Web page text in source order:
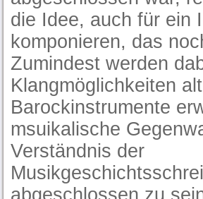
die Idee, auch für ein
komponieren, das
Zumindest werden
Klangmöglichkeiten
Barockinstrumente
msuikalische
Verständnis der
abgeschlossen zu